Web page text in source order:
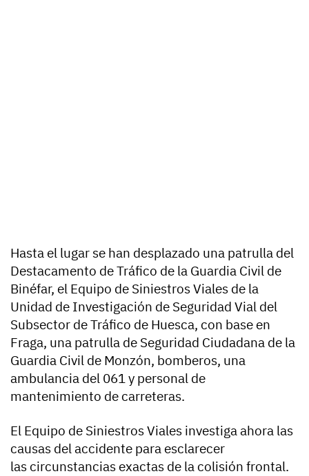
Hasta el lugar se han desplazado una patrulla del
Destacamento de Tráfico de la Guardia Civil de
Binéfar, el Equipo de Siniestros Viales de la
Unidad de Investigación de Seguridad Vial del
Subsector de Tráfico de Huesca, con base en
Fraga, una patrulla de Seguridad Ciudadana de la
Guardia Civil de Monzón, bomberos, una
ambulancia del 061 y personal de
mantenimiento de carreteras.
El Equipo de Siniestros Viales investiga ahora las
causas del accidente para esclarecer
las circunstancias exactas de la colisión frontal.